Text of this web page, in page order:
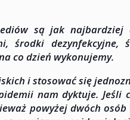
są jak najbardziej
środki dezynfekcyjne,
co dzień wykonujemy.
i stosować się
nam dyktuje. Jeśli
powyżej dwóch